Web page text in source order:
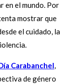
en el mundo. Por
mostrar que
el cuidado, la
Carabanchel,
de género